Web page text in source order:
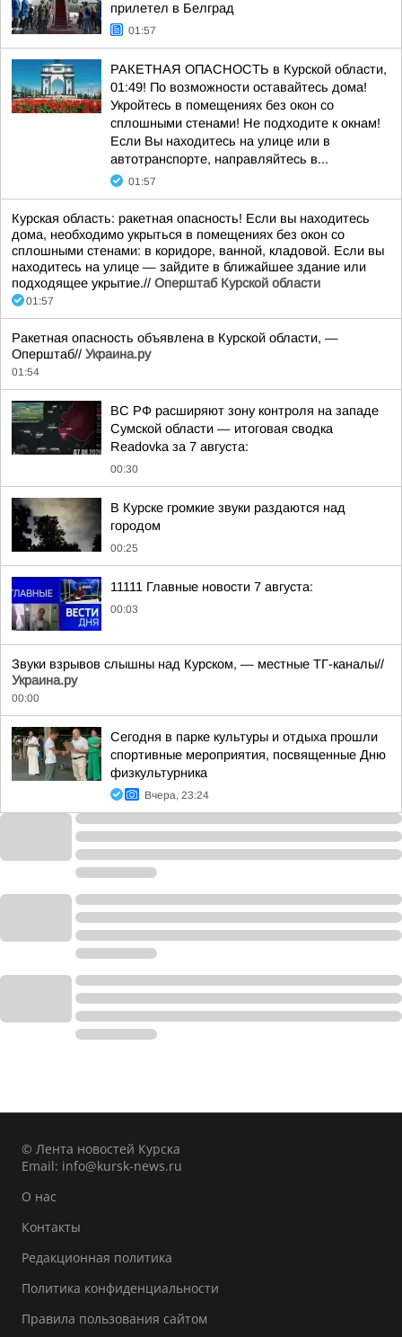
прилетел в Белград
01:57
РАКЕТНАЯ ОПАСНОСТЬ в Курской области,
01:49! По возможности оставайтесь дома!
Укройтесь в помещениях без окон со
сплошными стенами! Не подходите к окнам!
Если Вы находитесь на улице или в
автотранспорте, направляйтесь в...
01:57
Курская область: ракетная опасность! Если вы находитесь
дома, необходимо укрыться в помещениях без окон со
сплошными стенами: в коридоре, ванной, кладовой. Если вы
находитесь на улице — зайдите в ближайшее здание или
подходящее укрытие.// Оперштаб Курской области
01:57
Ракетная опасность объявлена в Курской области, —
Оперштаб// Украина.ру
01:54
ВС РФ расширяют зону контроля на западе
Сумской области — итоговая сводка
Readovka за 7 августа:
00:30
В Курске громкие звуки раздаются над
городом
00:25
11111 Главные новости 7 августа:
00:03
Звуки взрывов слышны над Курском, — местные ТГ-каналы//
Украина.ру
00:00
Сегодня в парке культуры и отдыха прошли
спортивные мероприятия, посвященные Дню
физкультурника
Вчера, 23:24
© Лента новостей Курска
Email: info@kursk-news.ru
О нас
Контакты
Редакционная политика
Политика конфиденциальности
Правила пользования сайтом